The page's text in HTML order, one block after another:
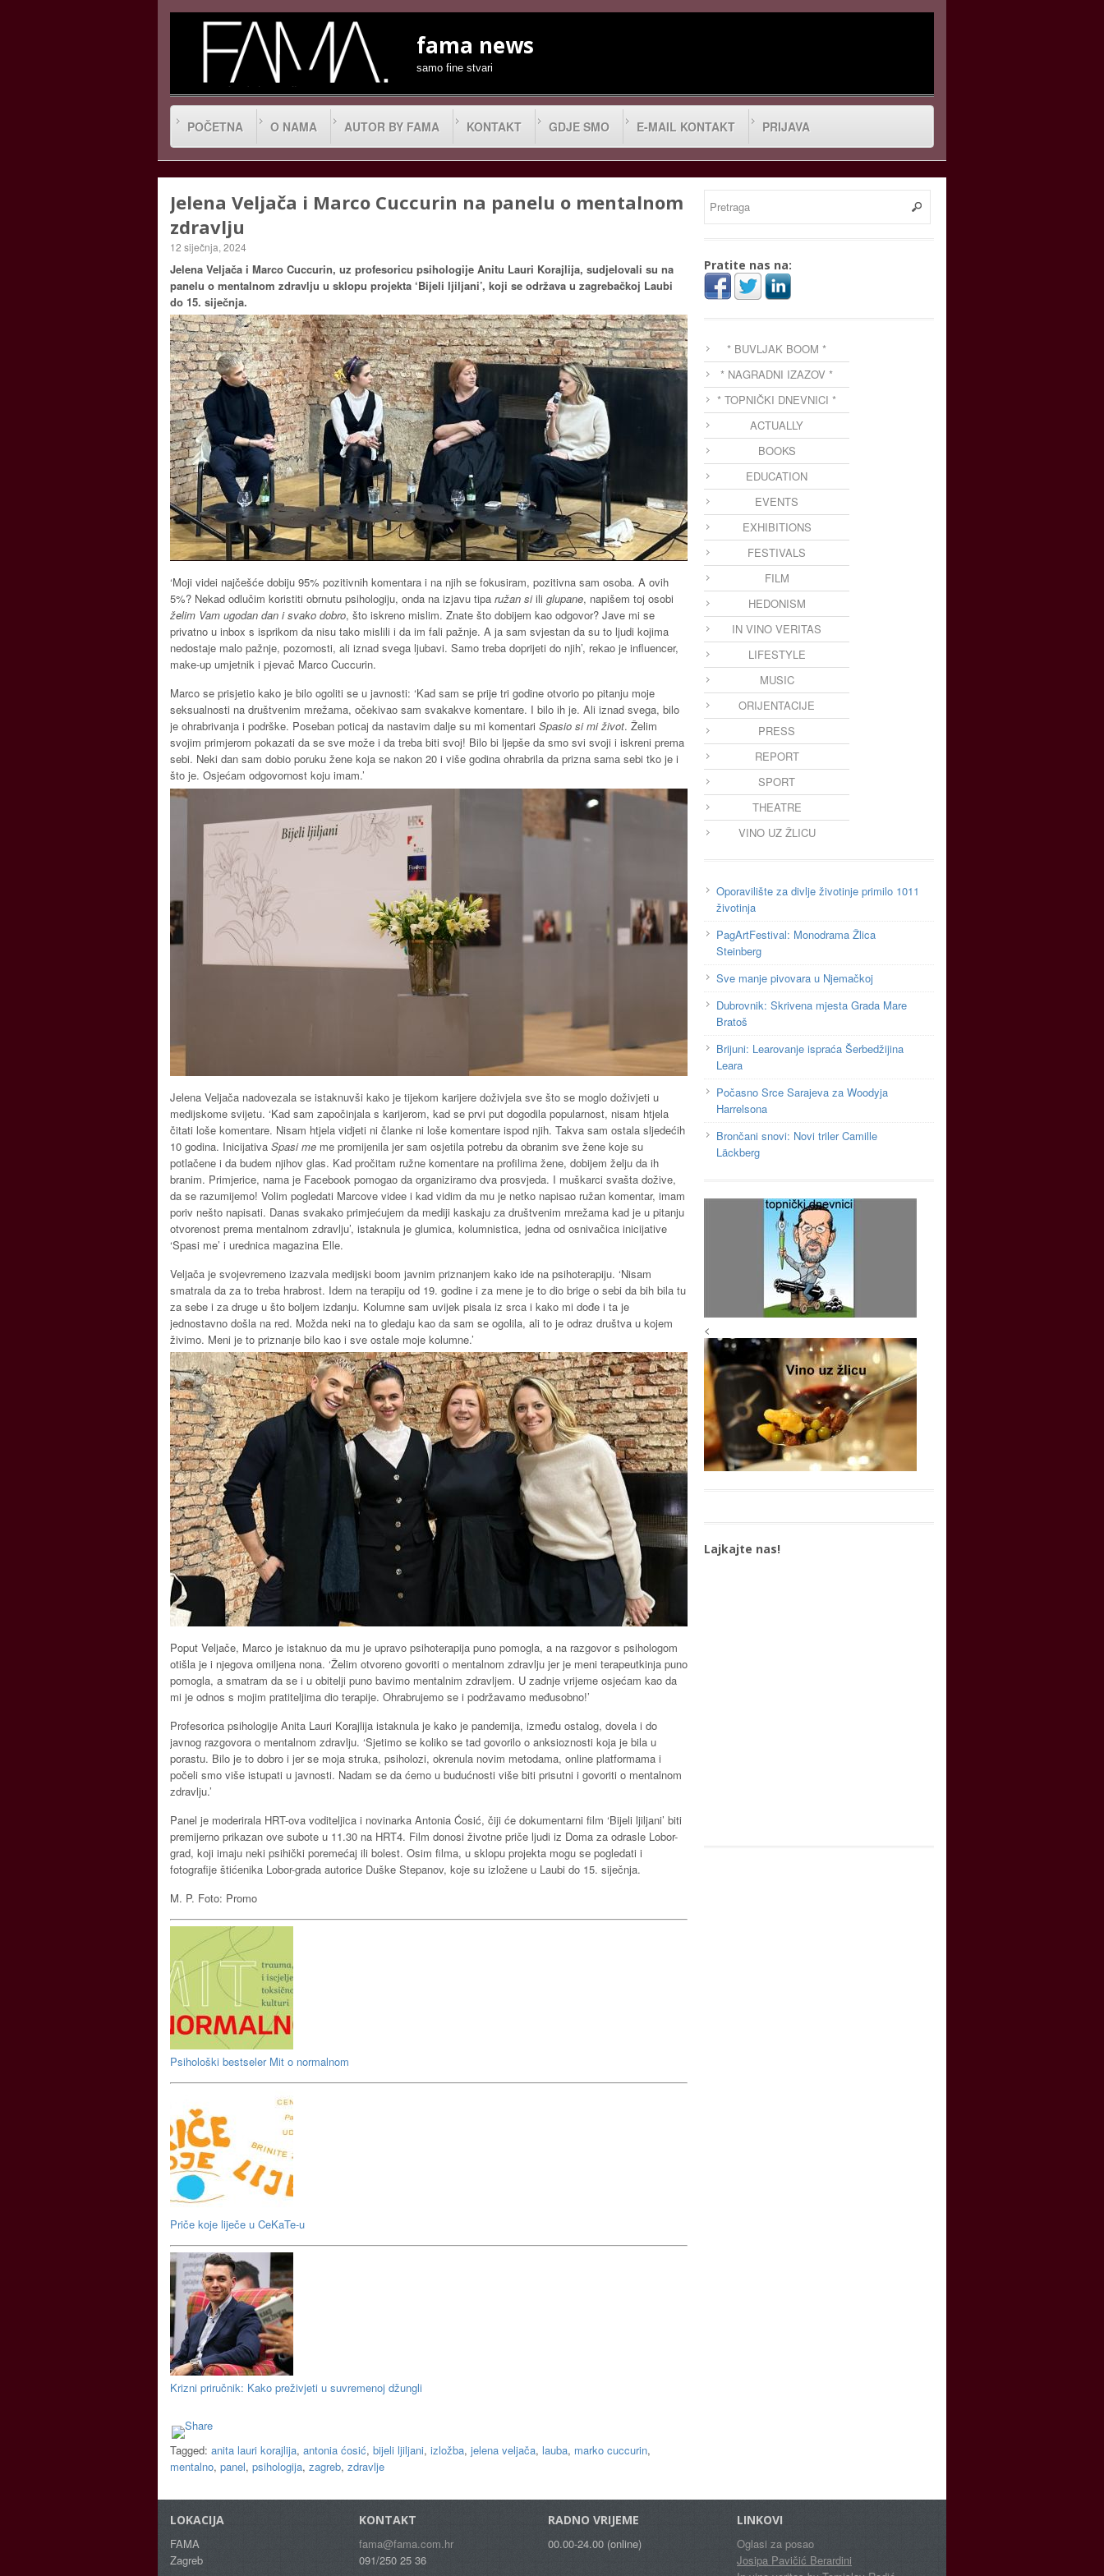
fama news
samo fine stvari
POČETNA O NAMA AUTOR BY FAMA KONTAKT GDJE SMO E-MAIL KONTAKT PRIJAVA
Jelena Veljača i Marco Cuccurin na panelu o mentalnom
zdravlju
12 siječnja, 2024
Jelena Veljača i Marco Cuccurin, uz profesoricu psihologije Anitu Lauri Korajlija, sudjelovali su na
panelu o mentalnom zdravlju u sklopu projekta ‘Bijeli ljiljani’, koji se održava u zagrebačkoj Laubi
do 15. siječnja.
‘Moji videi najčešće dobiju 95% pozitivnih komentara i na njih se fokusiram, pozitivna sam osoba. A ovih
5%? Nekad odlučim koristiti obrnutu psihologiju, onda na izjavu tipa ružan siili glupane, napišem toj osobi
želim Vam ugodan dan i svako dobro, što iskreno mislim. Znate što dobijem kao odgovor? Jave mi se
privatno u inbox s isprikom da nisu tako mislili i da im fali pažnje. A ja sam svjestan da su to ljudi kojima
nedostaje malo pažnje, pozornosti, ali iznad svega ljubavi. Samo treba doprijeti do njih’, rekao je influencer,
make-up umjetnik i pjevač Marco Cuccurin.
Marco se prisjetio kako je bilo ogoliti se u javnosti: ‘Kad sam se prije tri godine otvorio po pitanju moje
seksualnosti na društvenim mrežama, očekivao sam svakakve komentare. I bilo ih je. Ali iznad svega, bilo
je ohrabrivanja i podrške. Poseban poticaj da nastavim dalje su mi komentari Spasio si mi život. Želim
svojim primjerom pokazati da se sve može i da treba biti svoj! Bilo bi ljepše da smo svi svoji i iskreni prema
sebi. Neki dan sam dobio poruku žene koja se nakon 20 i više godina ohrabrila da prizna sama sebi tko je i
što je. Osjećam odgovornost koju imam.’
Jelena Veljača nadovezala se istaknuvši kako je tijekom karijere doživjela sve što se moglo doživjeti u
medijskome svijetu. ‘Kad sam započinjala s karijerom, kad se prvi put dogodila popularnost, nisam htjela
čitati loše komentare. Nisam htjela vidjeti ni članke ni loše komentare ispod njih. Takva sam ostala sljedećih
10 godina. Inicijativa Spasi me me promijenila jer sam osjetila potrebu da obranim sve žene koje su
potlačene i da budem njihov glas. Kad pročitam ružne komentare na profilima žene, dobijem želju da ih
branim. Primjerice, nama je Facebook pomogao da organiziramo dva prosvjeda. I muškarci svašta dožive,
da se razumijemo! Volim pogledati Marcove videe i kad vidim da mu je netko napisao ružan komentar, imam
poriv nešto napisati. Danas svakako primjećujem da mediji kaskaju za društvenim mrežama kad je u pitanju
otvorenost prema mentalnom zdravlju’, istaknula je glumica, kolumnistica, jedna od osnivačica inicijative
‘Spasi me’ i urednica magazina Elle.
Veljača je svojevremeno izazvala medijski boom javnim priznanjem kako ide na psihoterapiju. ‘Nisam
smatrala da za to treba hrabrost. Idem na terapiju od 19. godine i za mene je to dio brige o sebi da bih bila tu
za sebe i za druge u što boljem izdanju. Kolumne sam uvijek pisala iz srca i kako mi dođe i ta je
jednostavno došla na red. Možda neki na to gledaju kao da sam se ogolila, ali to je odraz društva u kojem
živimo. Meni je to priznanje bilo kao i sve ostale moje kolumne.’
Poput Veljače, Marco je istaknuo da mu je upravo psihoterapija puno pomogla, a na razgovor s psihologom
otišla je i njegova omiljena nona. ‘Želim otvoreno govoriti o mentalnom zdravlju jer je meni terapeutkinja puno
pomogla, a smatram da se i u obitelji puno bavimo mentalnim zdravljem. U zadnje vrijeme osjećam kao da
mi je odnos s mojim pratiteljima dio terapije. Ohrabrujemo se i podržavamo međusobno!’
Profesorica psihologije Anita Lauri Korajlija istaknula je kako je pandemija, između ostalog, dovela i do
javnog razgovora o mentalnom zdravlju. ‘Sjetimo se koliko se tad govorilo o anksioznosti koja je bila u
porastu. Bilo je to dobro i jer se moja struka, psiholozi, okrenula novim metodama, online platformama i
počeli smo više istupati u javnosti. Nadam se da ćemo u budućnosti više biti prisutni i govoriti o mentalnom
zdravlju.’
Panel je moderirala HRT-ova voditeljica i novinarka Antonia Ćosić, čiji će dokumentarni film ‘Bijeli ljiljani’ biti
premijerno prikazan ove subote u 11.30 na HRT4. Film donosi životne priče ljudi iz Doma za odrasle Lobor-
grad, koji imaju neki psihički poremećaj ili bolest. Osim filma, u sklopu projekta mogu se pogledati i
fotografije štićenika Lobor-grada autorice Duške Stepanov, koje su izložene u Laubi do 15. siječnja.
M. P. Foto: Promo
Psihološki bestseler Mit o normalnom
Priče koje liječe u CeKaTe-u
Krizni priručnik: Kako preživjeti u suvremenoj džungli
Tagged: anita lauri korajlija, antonia ćosić, bijeli ljiljani, izložba, jelena veljača, lauba, marko cuccurin,
mentalno, panel, psihologija, zagreb, zdravlje
Pratite nas na:
* BUVLJAK BOOM *
* NAGRADNI IZAZOV *
* TOPNIČKI DNEVNICI *
ACTUALLY
BOOKS
EDUCATION
EVENTS
EXHIBITIONS
FESTIVALS
FILM
HEDONISM
IN VINO VERITAS
LIFESTYLE
MUSIC
ORIJENTACIJE
PRESS
REPORT
SPORT
THEATRE
VINO UZ ŽLICU
Oporavilište za divlje životinje primilo 1011
životinja
PagArtFestival: Monodrama Žlica
Steinberg
Sve manje pivovara u Njemačkoj
Dubrovnik: Skrivena mjesta Grada Mare
Bratoš
Brijuni: Learovanje ispraća Šerbedžijina
Leara
Počasno Srce Sarajeva za Woodyja
Harrelsona
Brončani snovi: Novi triler Camille
Läckberg
<
Lajkajte nas!
LOKACIJA
FAMA
Zagreb
KONTAKT
fama@fama.com.hr
091/250 25 36
RADNO VRIJEME
00.00-24.00 (online)
LINKOVI
Oglasi za posao
Josipa Pavičić Berardini